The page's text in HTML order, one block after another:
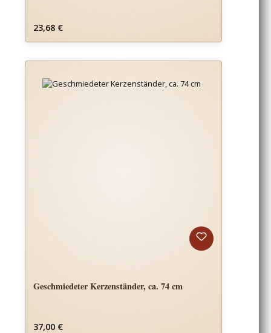
Regulärer Preis:
23,68 €
Geschmiedeter Kerzenständer, ca. 74 cm
Regulärer Preis:
37,00 €